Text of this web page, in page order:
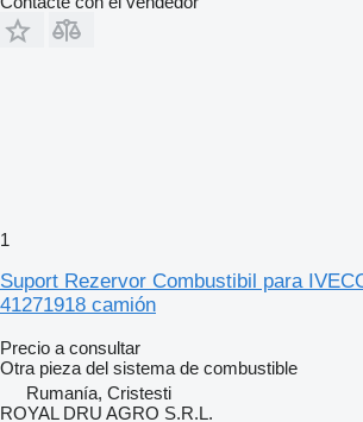
1
Suport Rezervor Combustibil para
41271918 camión
Precio a consultar
Otra pieza del sistema de combustible
Rumanía, Cristesti
ROYAL DRU AGRO S.R.L.